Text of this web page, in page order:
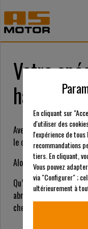
Votre
haute et
Avez-vous des défis
le contexte de la tonte
Alors nous vous
Qu’il s’agisse de
abruptes ou de
chez nous.
En cliquant sur
d'utiliser des
l'expérience de
recommandations
tiers. En cliquant,
Vous pouvez
via "Configurer" ;
ultérieurement à